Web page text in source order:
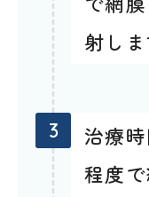
射しま
3
治療
程度